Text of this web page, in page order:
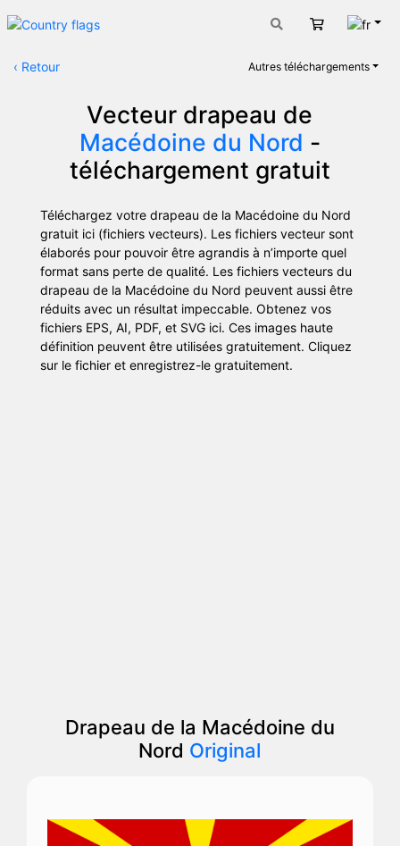
Panier
‹ Retour Autres téléchargements
Vecteur drapeau de
Macédoine du Nord -
téléchargement gratuit
Téléchargez votre drapeau de la Macédoine du Nord
gratuit ici (fichiers vecteurs). Les fichiers vecteur sont
élaborés pour pouvoir être agrandis à n’importe quel
format sans perte de qualité. Les fichiers vecteurs du
drapeau de la Macédoine du Nord peuvent aussi être
réduits avec un résultat impeccable. Obtenez vos
fichiers EPS, AI, PDF, et SVG ici. Ces images haute
définition peuvent être utilisées gratuitement. Cliquez
sur le fichier et enregistrez-le gratuitement.
Drapeau de la Macédoine du
Nord Original